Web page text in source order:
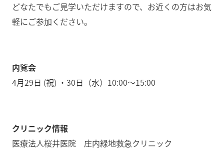
どなたでもご見学いただけますので、お近くの方はお気
軽にご参加ください。
内覧会
4月29日 (祝) ・30日（水）10:00～15:00
クリニック情報
医療法人桜井医院 庄内緑地救急クリニック